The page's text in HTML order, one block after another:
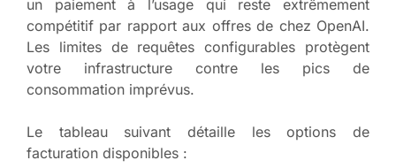
un paiement à l’usage qui reste extrêmement
compétitif par rapport aux offres de chez OpenAI.
Les limites de requêtes configurables protègent
votre infrastructure contre les pics de
consommation imprévus.
Le tableau suivant détaille les options de
facturation disponibles :